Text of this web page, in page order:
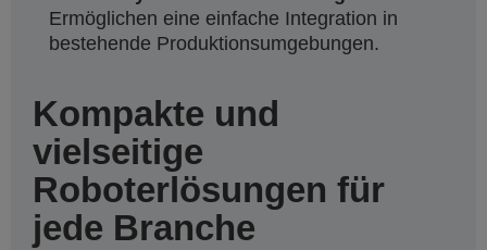
Ermöglichen eine einfache Integration in
bestehende Produktionsumgebungen.
Kompakte und
vielseitige
Roboterlösungen für
jede Branche